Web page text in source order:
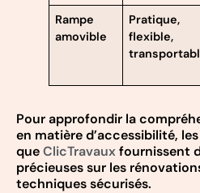
Rampe
amovible
Pratique,
flexible,
Pour approfondir la
en matière d’accessibilité,
queClicTravauxfournissent
précieuses sur les
techniques sécurisés.